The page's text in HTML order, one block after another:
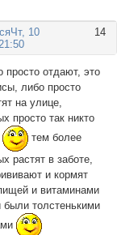
14
Чт, 10
просто отдают, это
либо просто
на улице,
просто так никто
тем более
растят в заботе,
и кормят
и витаминами
были толстенькими